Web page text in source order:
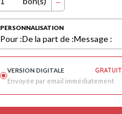
PERSONNALISATION
Pour :De la part de :Message :
VERSION DIGITALE
GRATUIT
Envoyée par email immédiatement